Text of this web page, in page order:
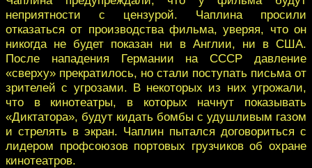
неприятности с цензурой. Чаплина просили
отказаться от производства фильма, уверяя, что он
никогда не будет показан ни в Англии, ни в США.
После нападения Германии на СССР давление
«сверху» прекратилось, но стали поступать письма от
зрителей с угрозами. В некоторых из них угрожали,
что в кинотеатры, в которых начнут показывать
«Диктатора», будут кидать бомбы с удушливым газом
и стрелять в экран. Чаплин пытался договориться с
лидером профсоюзов портовых грузчиков об охране
кинотеатров.